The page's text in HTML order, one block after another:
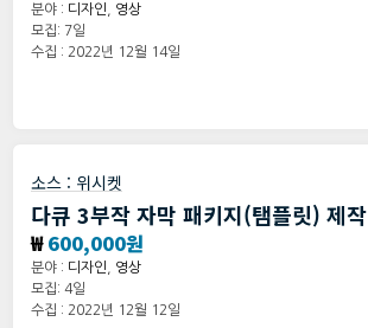
분야 : 디자인
영상
모집: 7일
수집 : 2022년 12월 14일
소스 : 위시켓
다큐 3부작 자막 패키지(탬플릿) 제작
₩600,000원
분야 : 디자인
영상
모집: 4일
수집 : 2022년 12월 12일